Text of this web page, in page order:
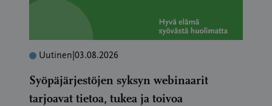
Uutinen 03.08.2026
Syöpäjärjestöjen syksyn webinaarit
tarjoavat tietoa, tukea ja toivoa